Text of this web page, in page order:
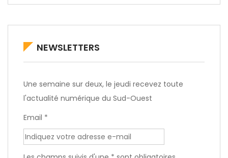
NEWSLETTERS
Une semaine sur deux, le jeudi recevez toute
l'actualité numérique du Sud-Ouest
Email *